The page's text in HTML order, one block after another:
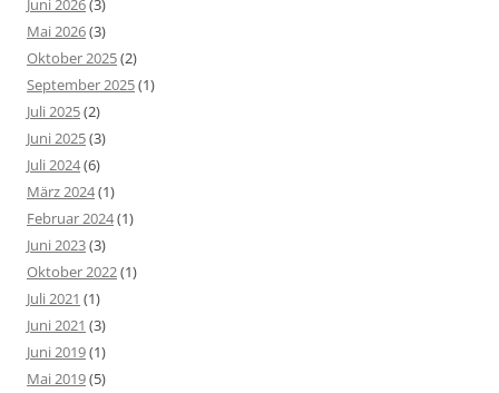
Mai 2026(3)
Oktober 2025(2)
September 2025(1)
Juli 2025(2)
Juni 2025(3)
Juli 2024(6)
März 2024(1)
Februar 2024(1)
Juni 2023(3)
Oktober 2022(1)
Juli 2021 (1)
Juni 2021 (3)
Juni 2019(1)
Mai 2019(5)